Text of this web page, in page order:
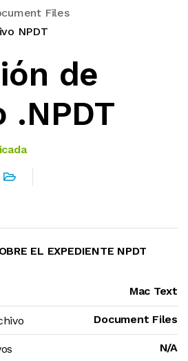
Files
NPDT
de
.NPDT
EL EXPEDIENTE NPDT
Mac Text
Document Files
N/A